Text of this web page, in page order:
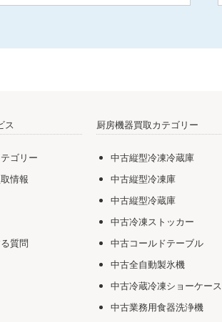
ス
ゴリー
情報
質問
厨房機器買取カテゴリー
中古縦型冷凍冷蔵庫
中古縦型冷凍庫
中古縦型冷蔵庫
中古冷凍ストッカー
中古コールドテーブル
中古全自動製氷機
中古冷蔵冷凍ショーケース
中古業務用食器洗浄機